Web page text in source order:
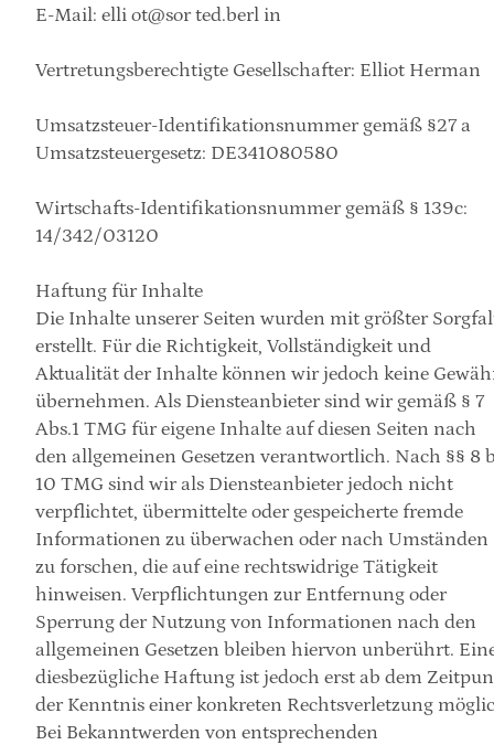
E-Mail: elli ot@sor ted.berl in
Vertretungsberechtigte Gesellschafter: Elliot Herman
Umsatzsteuer-Identifikationsnummer gemäß §27 a
Umsatzsteuergesetz: DE341080580
Wirtschafts-Identifikationsnummer gemäß § 139c:
14/342/03120
Haftung für Inhalte
Die Inhalte unserer Seiten wurden mit größter
erstellt. Für die Richtigkeit, Vollständigkeit und
Aktualität der Inhalte können wir jedoch keine
übernehmen. Als Diensteanbieter sind wir gemäß § 7
Abs.1 TMG für eigene Inhalte auf diesen Seiten nach
den allgemeinen Gesetzen verantwortlich. Nach §§ 8
10 TMG sind wir als Diensteanbieter jedoch nicht
verpflichtet, übermittelte oder gespeicherte fremde
Informationen zu überwachen oder nach Umständen
zu forschen, die auf eine rechtswidrige Tätigkeit
hinweisen. Verpflichtungen zur Entfernung oder
Sperrung der Nutzung von Informationen nach den
allgemeinen Gesetzen bleiben hiervon unberührt.
diesbezügliche Haftung ist jedoch erst ab dem
der Kenntnis einer konkreten Rechtsverletzung
Bei Bekanntwerden von entsprechenden